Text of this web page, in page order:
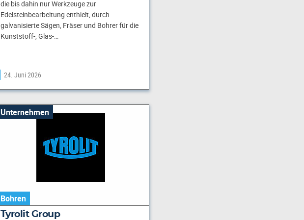
die bis dahin nur Werkzeuge zur
Edelsteinbearbeitung enthielt, durch
galvanisierte Sägen, Fräser und Bohrer für die
Kunststoff-, Glas-…
24. Juni 2026
Unternehmen
Bohren
Tyrolit Group